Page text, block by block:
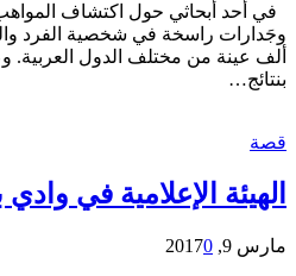
في أحد أبحاثي حول اكتشاف
ألف عينة من مختلف الدول العربية.
بنتائج…
قصة
الهيئة الإعلامية في
مارس 9, 2017 0